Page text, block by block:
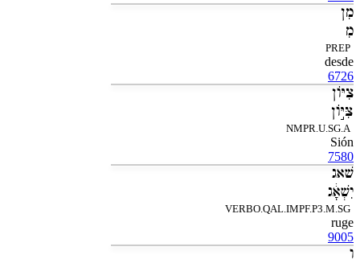
מִן
מִ
PREP
desde
6726
צִיֹּון
צִּיֹּ֣ון
NMPR.U.SG.A
Sión
7580
שׁאג
יִשְׁאָ֔ג
VERBO.QAL.IMPF.P3.M.SG
ruge
9005
וְ